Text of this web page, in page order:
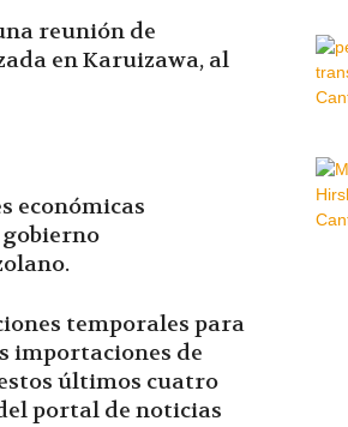
reunión de
en Karuizawa, al
económicas
gobierno
temporales para
importaciones de
últimos cuatro
portal de noticias